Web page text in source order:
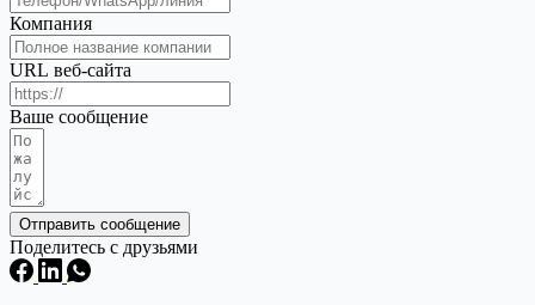
Компания
URL веб-сайта
Ваше сообщение
Отправить сообщение
Поделитесь с друзьями